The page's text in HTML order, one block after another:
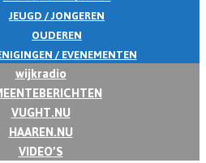
JEUGD / JONGEREN
OUDEREN
/ EVENEMENTEN
wijkradio
VUGHT.NU
HAAREN.NU
VIDEO’S